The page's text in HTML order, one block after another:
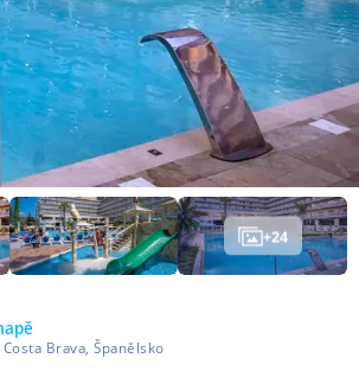
+24
Brava, Španělsko